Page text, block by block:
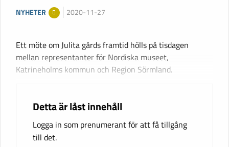
NYHETER 2020-11-27
Ett möte om Julita gårds framtid hölls på tisdagen
mellan representanter för Nordiska museet,
Katrineholms kommun och Region Sörmland.
Detta är låst innehåll
Logga in som prenumerant för att få tillgång
till det.